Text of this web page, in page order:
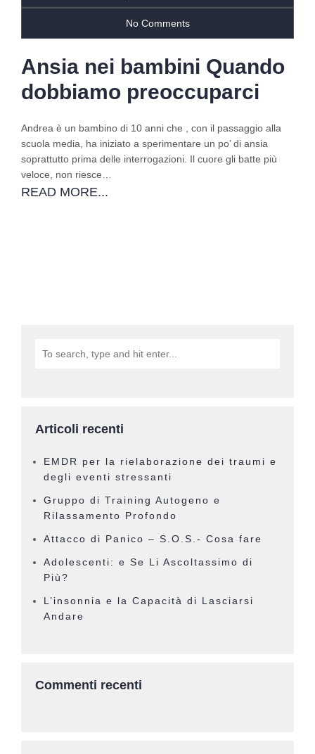
No Comments
Ansia nei bambini Quando
dobbiamo preoccuparci
Andrea è un bambino di 10 anni che , con il passaggio alla
scuola media, ha iniziato a sperimentare un po’ di ansia
soprattutto prima delle interrogazioni. Il cuore gli batte più
veloce, non riesce…
READ MORE...
Articoli recenti
EMDR per la rielaborazione dei traumi e
degli eventi stressanti
Gruppo di Training Autogeno e
Rilassamento Profondo
Attacco di Panico – S.O.S.- Cosa fare
Adolescenti: e Se Li Ascoltassimo di
Più?
L’insonnia e la Capacità di Lasciarsi
Andare
Commenti recenti